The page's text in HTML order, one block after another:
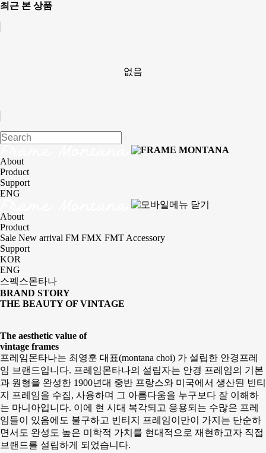
최근 본 상품
없음
About
Product
Support
ENG
About
Product
Sale New arrival FM FMX FMT Accessory
Support
KOR
ENG
스펙스몬타나
BRAND STORY
THE BEAUTY OF VINTAGE
The aesthetic value of
vintage frames
프레임몬타나는 최영훈 대표(montana choi) 가 설립한 안경프레
임 브랜드입니다. 프레임몬타나의 설립자는 안경 프레임의 기본
과 원형을 완성한 1900년대 중반 프랑스와 미국에서 생산된 빈티
지 프레임을 수집, 사용하며 그 아름다움을 누구보다 잘 이해하
는 마니아입니다. 이에 현 시대 복각되고 응용되는 수많은 프레
임들이 있음에도 불구하고 빈티지 프레임이만이 가지는 단순하
면서도 완성도 높은 미학적 가치를 현대적으로 재현하고자 직접
브랜드를 설립하게 되었습니다.